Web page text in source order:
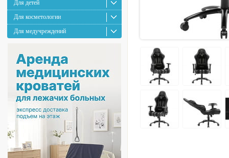
Для детей
Для косметологии
Для медучреждений